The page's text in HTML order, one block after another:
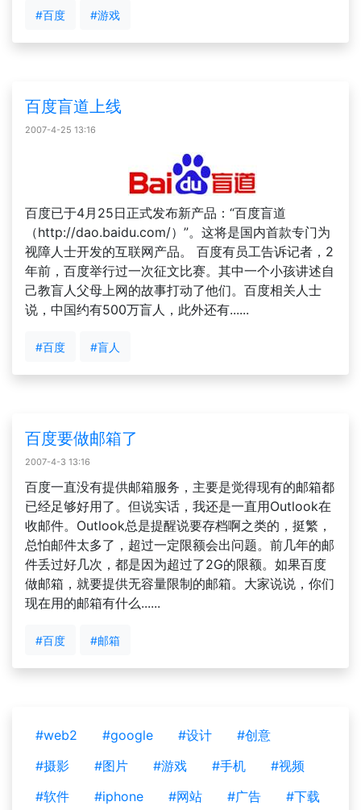
#百度 #游戏
百度盲道上线
2007-4-25 13:16
百度已于4月25日正式发布新产品：“百度盲道
（http://dao.baidu.com/）”。这将是国内首款专门为
视障人士开发的互联网产品。 百度有员工告诉记者，2
年前，百度举行过一次征文比赛。其中一个小孩讲述自
己教盲人父母上网的故事打动了他们。百度相关人士
说，中国约有500万盲人，此外还有......
#百度 #盲人
百度要做邮箱了
2007-4-3 13:16
百度一直没有提供邮箱服务，主要是觉得现有的邮箱都
已经足够好用了。但说实话，我还是一直用Outlook在
收邮件。Outlook总是提醒说要存档啊之类的，挺繁，
总怕邮件太多了，超过一定限额会出问题。前几年的邮
件丢过好几次，都是因为超过了2G的限额。如果百度
做邮箱，就要提供无容量限制的邮箱。大家说说，你们
现在用的邮箱有什么......
#百度 #邮箱
#web2 #google #设计
#创意
#摄影
#图片 #游戏 #手机
#视频
#软件
#iphone #网站 #广告
#下载